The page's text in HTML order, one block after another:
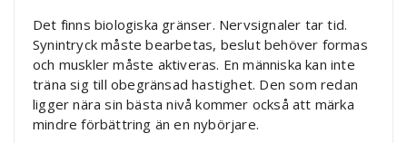
Det finns biologiska gränser. Nervsignaler tar tid.
Synintryck måste bearbetas, beslut behöver formas
och muskler måste aktiveras. En människa kan inte
träna sig till obegränsad hastighet. Den som redan
ligger nära sin bästa nivå kommer också att märka
mindre förbättring än en nybörjare.